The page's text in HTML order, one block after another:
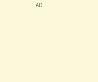
AD